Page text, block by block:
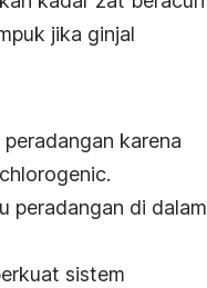
jika ginjal
karena
peradangan di dalam
sistem